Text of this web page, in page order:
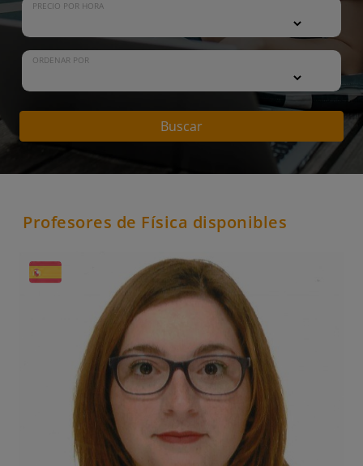
PRECIO POR HORA
ORDENAR POR
Buscar
Profesores de Física disponibles